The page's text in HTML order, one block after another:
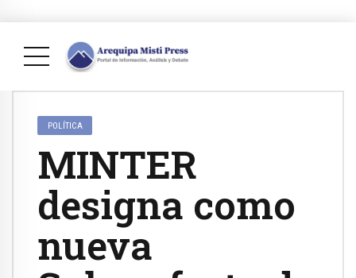
POLÍTICA
MINTER
designa como
nueva